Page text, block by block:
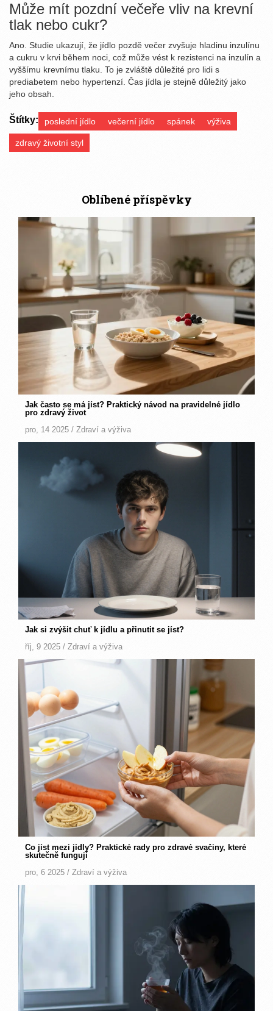
Může mít pozdní večeře vliv na krevní
tlak nebo cukr?
Ano. Studie ukazují, že jídlo pozdě večer zvyšuje hladinu inzulínu
a cukru v krvi během noci, což může vést k rezistenci na inzulín a
vyššímu krevnímu tlaku. To je zvláště důležité pro lidi s
prediabetem nebo hypertenzí. Čas jídla je stejně důležitý jako
jeho obsah.
Štítky: poslední jídlo večerní jídlo spánek výživa
zdravý životní styl
Oblíbené příspěvky
Jak často se má jíst? Praktický návod na pravidelné jídlo
pro zdravý život
pro, 14 2025 /Zdraví a výživa
Jak si zvýšit chuť k jídlu a přinutit se jíst?
říj, 9 2025 /Zdraví a výživa
Co jíst mezi jídly? Praktické rady pro zdravé svačiny, které
skutečně fungují
pro, 6 2025 /Zdraví a výživa